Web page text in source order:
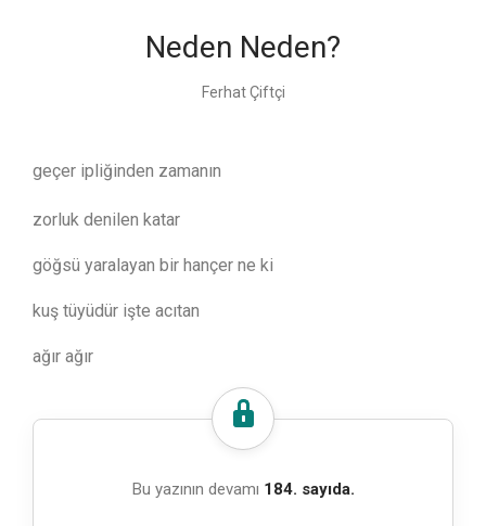
Neden Neden?
Ferhat Çiftçi
geçer ipliğinden zamanın
zorluk denilen katar
göğsü yaralayan bir hançer ne ki
kuş tüyüdür işte acıtan
ağır ağır
Bu yazının devamı 184. sayıda.